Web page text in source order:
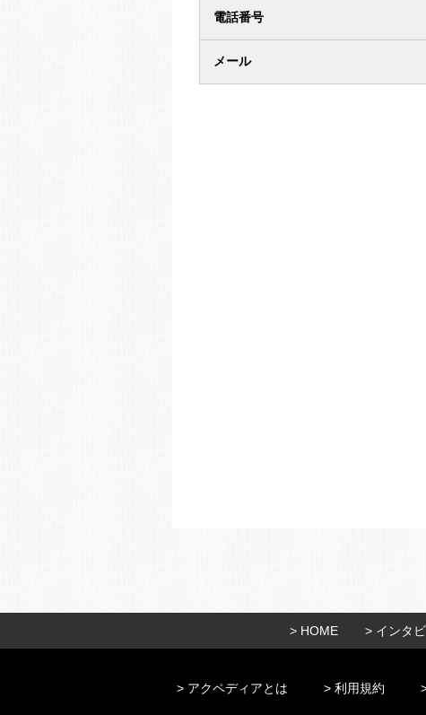
電話番号
メール
> HOME > インタ
> アクペディアとは > 利用規約